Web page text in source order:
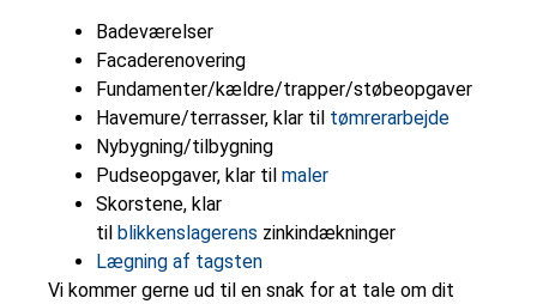
Badeværelser
Facaderenovering
Fundamenter/kældre/trapper/støbeopgaver
Havemure/terrasser, klar til tømrerarbejde
Nybygning/tilbygning
Pudseopgaver, klar til maler
Skorstene, klar
til blikkenslagerens zinkindækninger
Lægning af tagsten
Vi kommer gerne ud til en snak for at tale om dit